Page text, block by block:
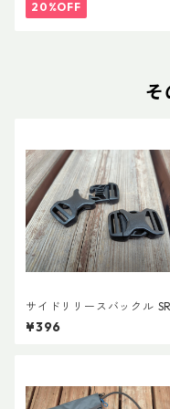
20%OFF
そ
サイドリリースバックル
MD 両引き 20mm (２個)
¥396